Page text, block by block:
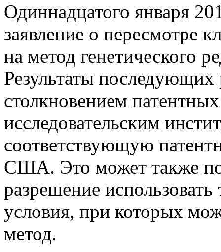
Одиннадцатого января
заявление о пересмотре
на метод генетического
Результаты последующих
столкновением
исследовательским
соответствующую
США. Это может также
разрешение
условия, при которых
метод.